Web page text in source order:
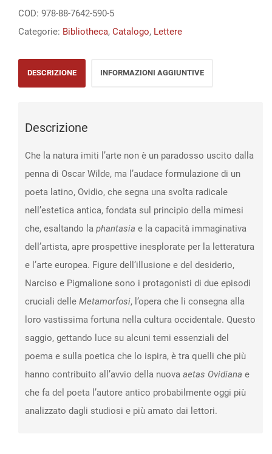
Metamorfosi
COD: 978-88-7642-590-5
Categorie: Bibliotheca, Catalogo, Lettere
DESCRIZIONE INFORMAZIONI AGGIUNTIVE
Descrizione
Che la natura imiti l’arte non è un paradosso uscito dalla
penna di Oscar Wilde, ma l’audace formulazione di un
poeta latino, Ovidio, che segna una svolta radicale
nell’estetica antica, fondata sul principio della mimesi
che, esaltando la phantasia e la capacità immaginativa
dell’artista, apre prospettive inesplorate per la letteratura
e l’arte europea. Figure dell’illusione e del desiderio,
Narciso e Pigmalione sono i protagonisti di due episodi
cruciali delle Metamorfosi, l’opera che li consegna alla
loro vastissima fortuna nella cultura occidentale. Questo
saggio, gettando luce su alcuni temi essenziali del
poema e sulla poetica che lo ispira, è tra quelli che più
hanno contribuito all’avvio della nuova aetas Ovidiana e
che fa del poeta l’autore antico probabilmente oggi più
analizzato dagli studiosi e più amato dai lettori.